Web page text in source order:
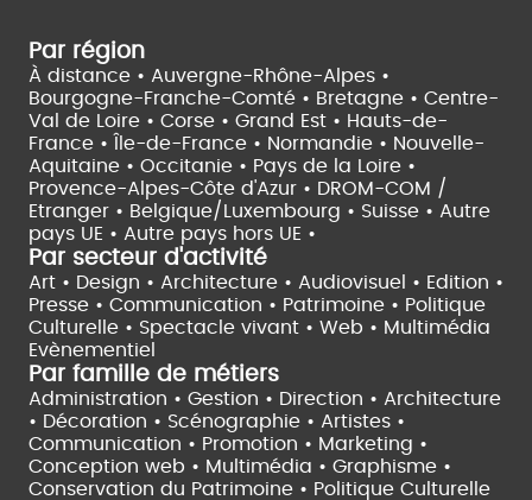
Par région
À distance • Auvergne-Rhône-Alpes •
Bourgogne-Franche-Comté • Bretagne • Centre-
Val de Loire • Corse • Grand Est • Hauts-de-
France •
Île-de-France • Normandie • Nouvelle-
Aquitaine • Occitanie • Pays de la Loire •
Provence-Alpes-Côte d'Azur • DROM-COM /
Etranger • Belgique/Luxembourg • Suisse • Autre
pays UE • Autre pays hors UE •
Par secteur d'activité
Art • Design • Architecture • Audiovisuel • Edition •
Presse • Communication • Patrimoine • Politique
Culturelle • Spectacle vivant • Web • Multimédia
Evènementiel
Par famille de métiers
Administration • Gestion • Direction • Architecture
• Décoration • Scénographie • Artistes •
Communication • Promotion • Marketing •
Conception web • Multimédia • Graphisme •
Conservation du Patrimoine • Politique Culturelle